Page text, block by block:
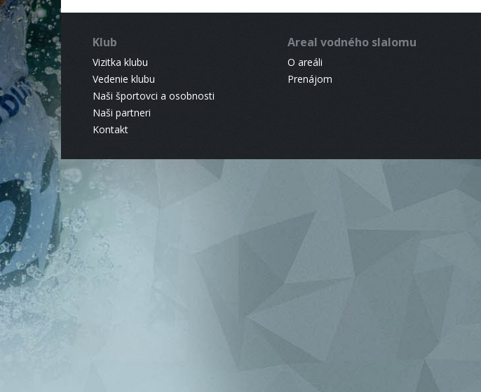
Klub
Vizitka klubu
Vedenie klubu
Naši športovci a osobnosti
Naši partneri
Kontakt
Areal vodného slalomu
O areáli
Prenájom